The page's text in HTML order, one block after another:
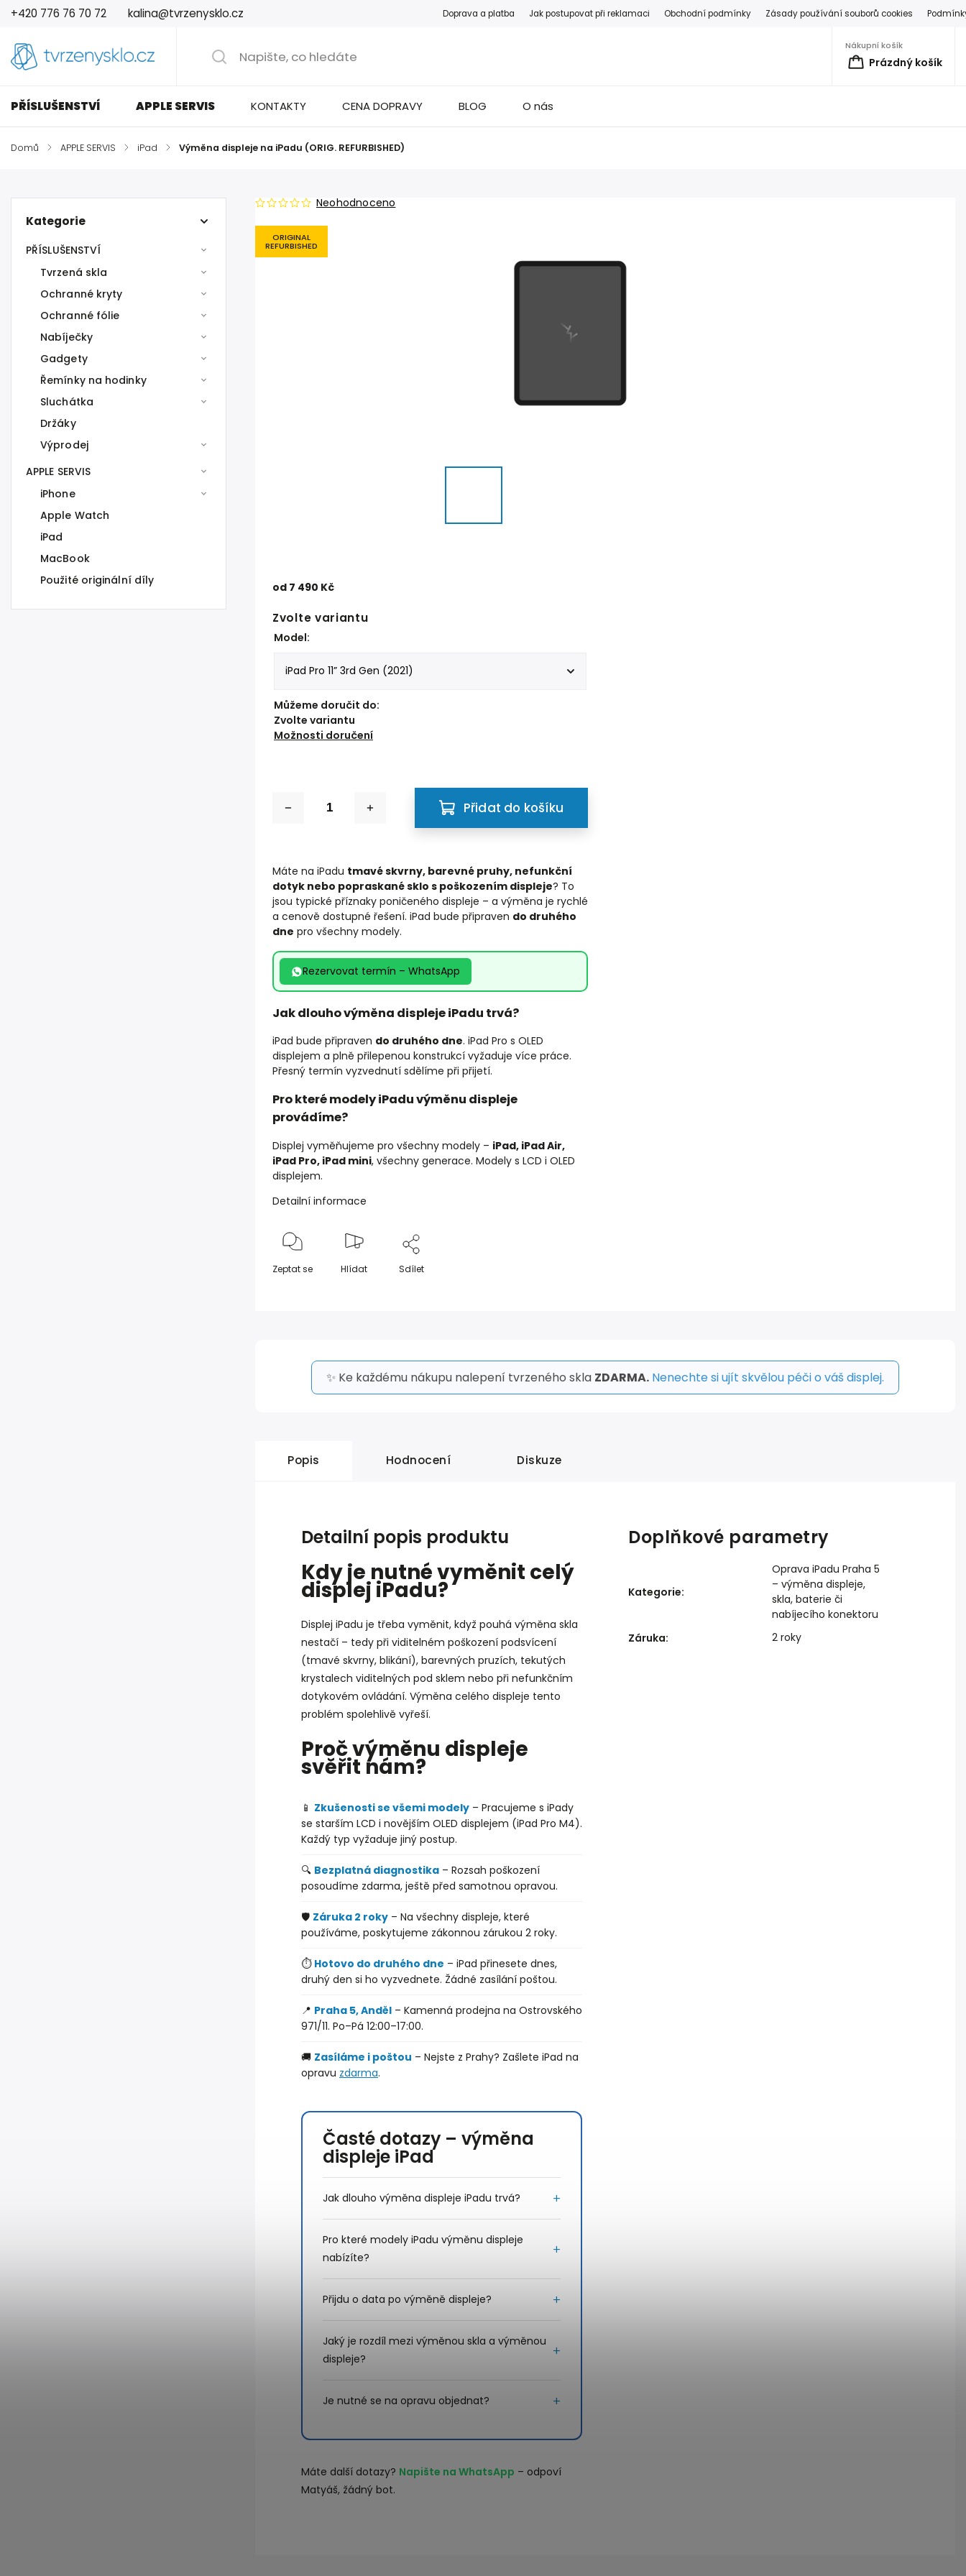
+420 776 76 70 72 kalina@tvrzenysklo.cz Doprava a platba Jak postupovat při reklamaci Obchodní podmínky Zásady používání souborů cookies
Nákupní košík
Prázdný košík
PŘÍSLUŠENSTVÍ APPLE SERVIS KONTAKTY CENA DOPRAVY BLOG O nás
Domů / APPLE SERVIS / iPad / Výměna displeje na iPadu (ORIG. REFURBISHED)
Kategorie
PŘÍSLUŠENSTVÍ
Tvrzená skla
Ochranné kryty
Ochranné fólie
Nabíječky
Gadgety
Řemínky na hodinky
Sluchátka
Držáky
Výprodej
APPLE SERVIS
iPhone
Apple Watch
iPad
MacBook
Použité originální díly
ORIGINAL
REFURBISHED
Neohodnoceno
od 7 490 Kč
Zvolte variantu
Model:
Můžeme doručit do:
Zvolte variantu
Možnosti doručení
Přidat do košíku
Máte na iPadu tmavé skvrny, barevné pruhy, nefunkční
dotyk nebo popraskané sklo s poškozením displeje? To
jsou typické příznaky poničeného displeje – a výměna je rychlé
a cenově dostupné řešení. iPad bude připraven do druhého
dne pro všechny modely.
Rezervovat termín – WhatsApp
Jak dlouho výměna displeje iPadu trvá?
iPad bude připraven do druhého dne. iPad Pro s OLED
displejem a plně přilepenou konstrukcí vyžaduje více práce.
Přesný termín vyzvednutí sdělíme při přijetí.
Pro které modely iPadu výměnu displeje
provádíme?
Displej vyměňujeme pro všechny modely – iPad, iPad Air,
iPad Pro, iPad mini, všechny generace. Modely s LCD i OLED
displejem.
Detailní informace
Zeptat se Hlídat Sdílet
✨ Ke každému nákupu nalepení tvrzeného skla ZDARMA. Nenechte si ujít skvělou péči o váš displej.
Popis Hodnocení Diskuze
Detailní popis produktu
Kdy je nutné vyměnit celý
displej iPadu?
Displej iPadu je třeba vyměnit, když pouhá výměna skla
nestačí – tedy při viditelném poškození podsvícení
(tmavé skvrny, blikání), barevných pruzích, tekutých
krystalech viditelných pod sklem nebo při nefunkčním
dotykovém ovládání. Výměna celého displeje tento
problém spolehlivě vyřeší.
Proč výměnu displeje
svěřit nám?
📱 Zkušenosti se všemi modely – Pracujeme s iPady
se starším LCD i novějším OLED displejem (iPad Pro M4).
Každý typ vyžaduje jiný postup.
🔍 Bezplatná diagnostika – Rozsah poškození
posoudíme zdarma, ještě před samotnou opravou.
🛡️ Záruka 2 roky – Na všechny displeje, které
používáme, poskytujeme zákonnou zárukou 2 roky.
⏱️ Hotovo do druhého dne – iPad přinesete dnes,
druhý den si ho vyzvednete. Žádné zasílání poštou.
📍 Praha 5, Anděl – Kamenná prodejna na Ostrovského
971/11. Po–Pá 12:00–17:00.
🚚 Zasíláme i poštou – Nejste z Prahy? Zašlete iPad na
opravu zdarma.
Časté dotazy – výměna
displeje iPad
Jak dlouho výměna displeje iPadu trvá?
Pro které modely iPadu výměnu displeje
nabízíte?
Přijdu o data po výměně displeje?
Jaký je rozdíl mezi výměnou skla a výměnou
displeje?
Je nutné se na opravu objednat?
Máte další dotazy? Napište na WhatsApp – odpoví
Matyáš, žádný bot.
Doplňkové parametry
Kategorie:
Oprava iPadu Praha 5
– výměna displeje,
skla, baterie či
nabíjecího konektoru
Záruka: 2 roky